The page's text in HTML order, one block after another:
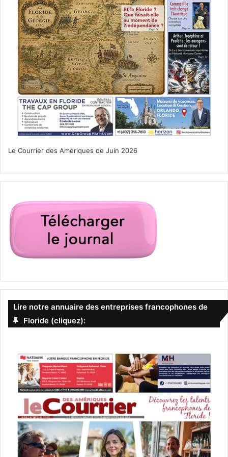
PUBLICITE :
Le Courrier des Amériques de Juin 2026
Lire notre annuaire des entreprises francophones de
Floride (cliquez):